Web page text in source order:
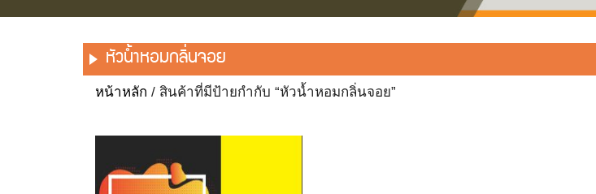
หัวน้ำหอมกลิ่นจอย
หน้าหลัก / สินค้าที่มีป้ายกำกับ “หัวน้ำหอมกลิ่นจอย”